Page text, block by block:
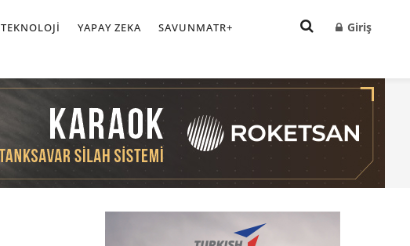
TEKNOLOJI YAPAY ZEKA SAVUNMATR+ Giriş